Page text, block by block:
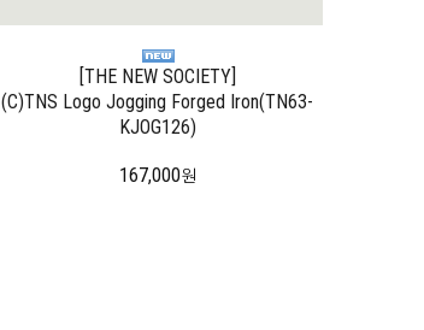
[THE NEW SOCIETY]
(C)TNS Logo Jogging Forged Iron(TN63-
KJOG126)
167,000원